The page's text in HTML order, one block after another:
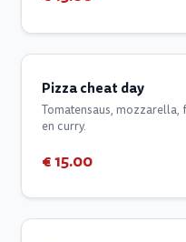
Pizza cheat day
Tomatensaus, mozzarella,
en curry.
€ 15.00